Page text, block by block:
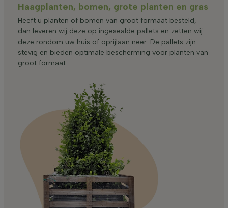
Haagplanten, bomen, grote planten en gras
Heeft u planten of bomen van groot formaat besteld,
dan leveren wij deze op ingesealde pallets en zetten wij
deze rondom uw huis of oprijlaan neer. De pallets zijn
stevig en bieden optimale bescherming voor planten van
groot formaat.